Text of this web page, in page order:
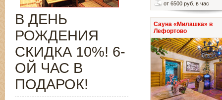
от 6500 руб. в час
Сауна «Милашка» в
Лефортово
В ДЕНЬ
РОЖДЕНИЯ
СКИДКА 10%! 6-
ОЙ ЧАС В
ПОДАРОК!